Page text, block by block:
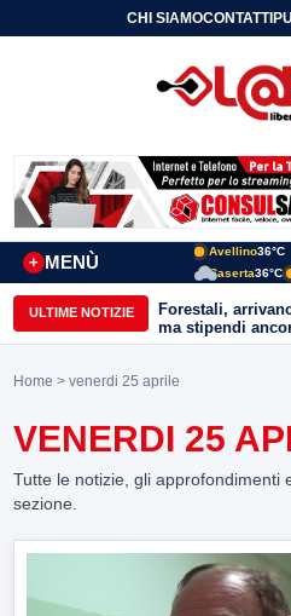
CHI SIAMOCONTATTI
MENÙ
+
Avellino36°C
Caserta36°C
ULTIME NOTIZIE
Forestali,
ma stipendi
più sostenibile”
Home > venerdi 25 aprile
VENERDI 25
Tutte le notizie, gli approfondimenti
sezione.